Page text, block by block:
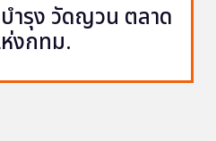
ำรุง วัดญวน ตลาด
งกทม.